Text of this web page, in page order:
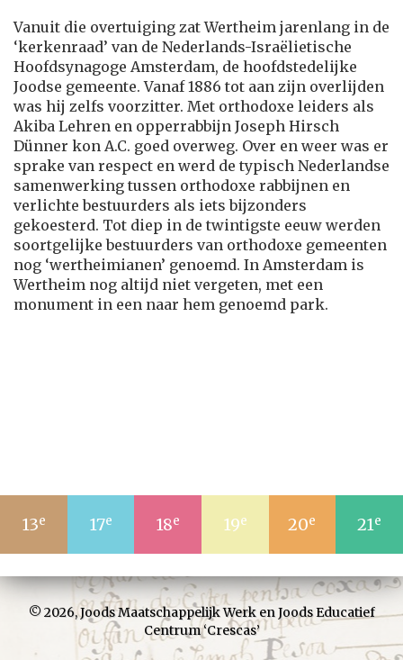
Vanuit die overtuiging zat Wertheim jarenlang in de
‘kerkenraad’ van de Nederlands-Israëlietische
Hoofdsynagoge Amsterdam, de hoofdstedelijke
Joodse gemeente. Vanaf 1886 tot aan zijn overlijden
was hij zelfs voorzitter. Met orthodoxe leiders als
Akiba Lehren en opperrabbijn Joseph Hirsch
Dünner kon A.C. goed overweg. Over en weer was er
sprake van respect en werd de typisch Nederlandse
samenwerking tussen orthodoxe rabbijnen en
verlichte bestuurders als iets bijzonders
gekoesterd. Tot diep in de twintigste eeuw werden
soortgelijke bestuurders van orthodoxe gemeenten
nog ‘wertheimianen’ genoemd. In Amsterdam is
Wertheim nog altijd niet vergeten, met een
monument in een naar hem genoemd park.
13e 17e 18e 19e 20e 21e
© 2026,Joods Maatschappelijk WerkenJoods Educatief
Centrum ‘Crescas’